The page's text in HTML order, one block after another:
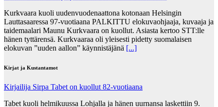
Kurkvaara kuoli uudenvuodenaattona kotonaan Helsingin
Lauttasaaressa 97-vuotiaana PALKITTU elokuvaohjaaja, kuvaaja ja
taidemaalari Maunu Kurkvaara on kuollut. Asiasta kertoo STT:lle
hänen tyttärensä. Kurkvaaraa oli yleisesti pidetty suomalaisen
elokuvan ”uuden aallon” käynnistäjänä [...]
Kirjat ja Kustantamot
Kirjailija Sirpa Tabet on kuollut 82-vuotiaana
Tabet kuoli helmikuussa Lohjalla ja hänen uurnansa laskettiin 9.